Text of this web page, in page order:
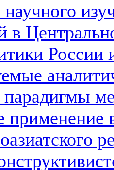
в
России
применение